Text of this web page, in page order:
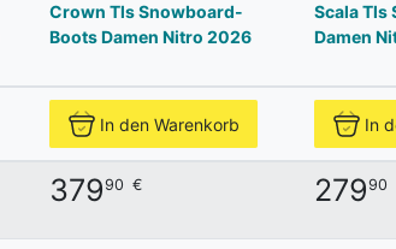
Crown Tls Snowboard-
Boots Damen Nitro 2026
Scala Tls
Damen
In den Warenkorb In
37990 € 27990